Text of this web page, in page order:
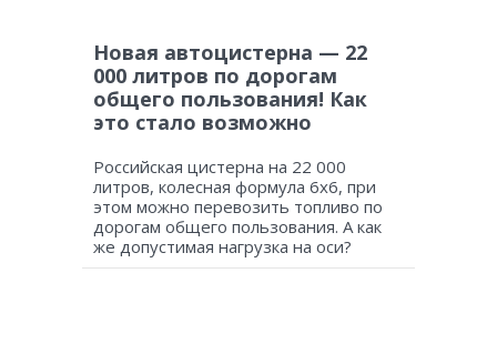
Новая автоцистерна — 22
000 литров по дорогам
общего пользования! Как
это стало возможно
Российская цистерна на 22 000
литров, колесная формула 6х6, при
этом можно перевозить топливо по
дорогам общего пользования. А как
же допустимая нагрузка на оси?